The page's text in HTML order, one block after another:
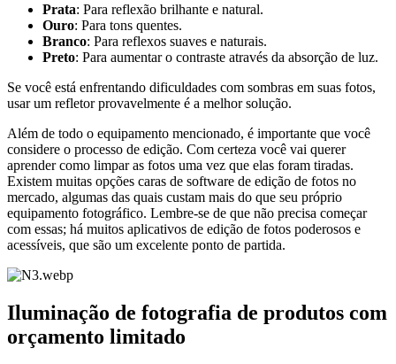
Prata: Para reflexão brilhante e natural.
Ouro: Para tons quentes.
Branco: Para reflexos suaves e naturais.
Preto: Para aumentar o contraste através da absorção de luz.
Se você está enfrentando dificuldades com sombras em suas fotos,
usar um refletor provavelmente é a melhor solução.
Além de todo o equipamento mencionado, é importante que você
considere o processo de edição. Com certeza você vai querer
aprender como limpar as fotos uma vez que elas foram tiradas.
Existem muitas opções caras de software de edição de fotos no
mercado, algumas das quais custam mais do que seu próprio
equipamento fotográfico. Lembre-se de que não precisa começar
com essas; há muitos aplicativos de edição de fotos poderosos e
acessíveis, que são um excelente ponto de partida.
Iluminação de fotografia de produtos com
orçamento limitado